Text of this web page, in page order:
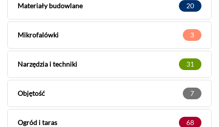
Materiały budowlane 20
Mikrofalówki 3
Narzędzia i techniki 31
Objętość 7
Ogród i taras 68